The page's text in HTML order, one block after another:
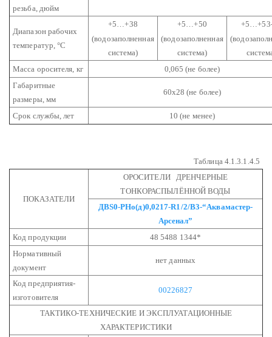
резьба, дюйм
Диапазон рабочих
температур,°С
+5…+38
(водозаполненная
система)
+5…+50
(водозаполненная
система)
Масса оросителя, кг
0,065 (не более)
Габаритные
размеры, мм
60х28 (не более)
Срок службы, лет 10 (не менее)
Таблица 4.1.3.1.4.5
ПОКАЗАТЕЛИ
ОРОСИТЕЛИ ДРЕНЧЕРНЫЕ
ТОНКОРАСПЫЛЁННОЙ ВОДЫ
ДВS0-РНо(д)0,0217-R1/2/В3-“Аквамастер-
Арсенал”
Код продукции
48 5488 1344*
Нормативный
документ
нет данных
Код предприятия-
изготовителя
00226827
ТАКТИКО-ТЕХНИЧЕСКИЕ И ЭКСПЛУАТАЦИОННЫЕ
ХАРАКТЕРИСТИКИ